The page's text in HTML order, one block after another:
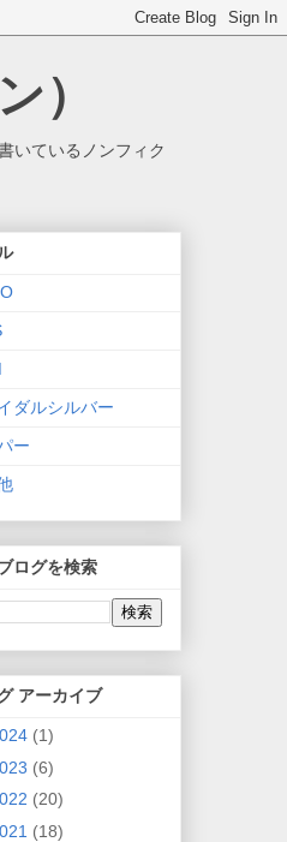
）
いているノンフィク
ダルシルバー
ー
ログを検索
アーカイブ
(1)
(6)
(20)
(18)